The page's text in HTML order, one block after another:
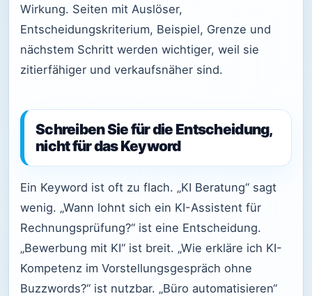
Wirkung. Seiten mit Auslöser,
Entscheidungskriterium, Beispiel, Grenze und
nächstem Schritt werden wichtiger, weil sie
zitierfähiger und verkaufsnäher sind.
Schreiben Sie für die Entscheidung,
nicht für das Keyword
Ein Keyword ist oft zu flach. „KI Beratung“ sagt
wenig. „Wann lohnt sich ein KI-Assistent für
Rechnungsprüfung?“ ist eine Entscheidung.
„Bewerbung mit KI“ ist breit. „Wie erkläre ich KI-
Kompetenz im Vorstellungsgespräch ohne
Buzzwords?“ ist nutzbar. „Büro automatisieren“